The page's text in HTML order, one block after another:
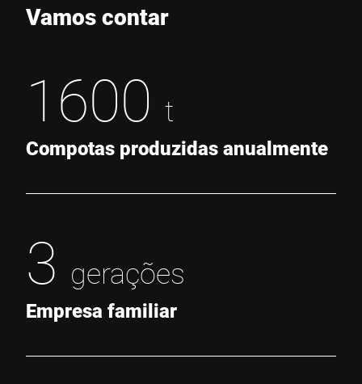
Vamos contar
1600 t
Compotas produzidas anualmente
3 gerações
Empresa familiar